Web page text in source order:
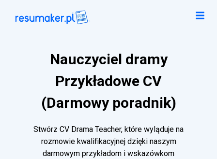
Nauczyciel dramy
Przykładowe CV
(Darmowy poradnik)
Stwórz CV Drama Teacher, które wyląduje na
rozmowie kwalifikacyjnej dzięki naszym
darmowym przykładom i wskazówkom